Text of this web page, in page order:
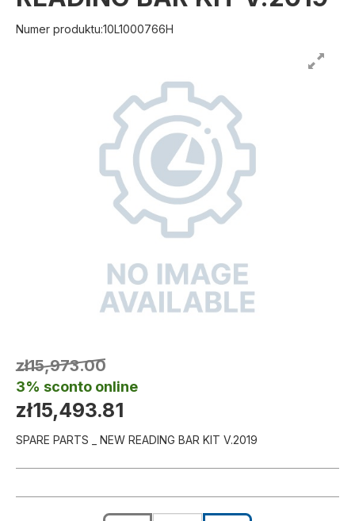
Numer produktu:10L1000766H
zł15,973.00
3% sconto online
zł15,493.81
SPARE PARTS _ NEW READING BAR KIT V.2019